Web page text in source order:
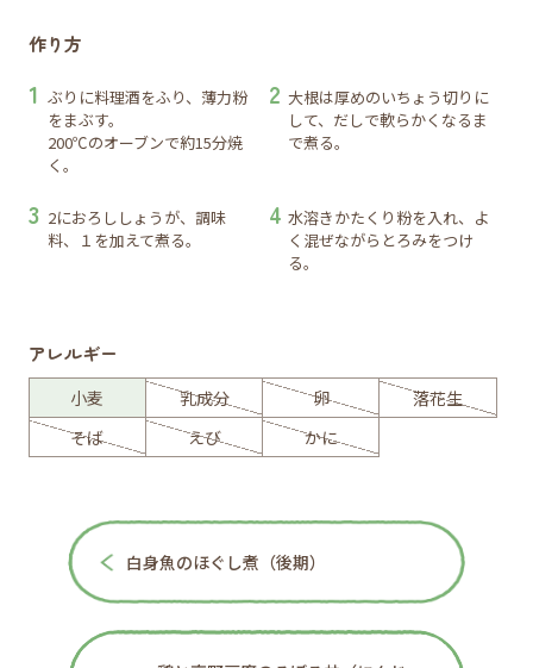
作り方
ぶりに料理酒をふり、薄力粉
をまぶす。
200℃のオーブンで約15分焼
く。
大根は厚めのいちょう切りに
して、だしで軟らかくなるま
で煮る。
2におろししょうが、調味
料、１を加えて煮る。
水溶きかたくり粉を入れ、よ
く混ぜながらとろみをつけ
る。
アレルギー
小麦 乳成分 卵
落花生
そば
えび かに
白身魚のほぐし煮（後期）